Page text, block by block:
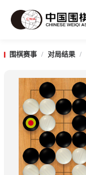
围棋赛事 / 对局结果 /